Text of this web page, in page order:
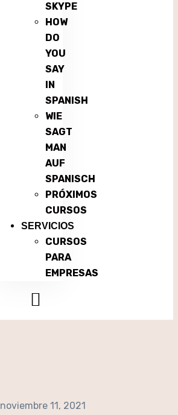
SKYPE
HOW
DO
YOU
SAY
IN
SPANISH
WIE
SAGT
MAN
AUF
SPANISCH
PRÓXIMOS
CURSOS
SERVICIOS
CURSOS
PARA
EMPRESAS
noviembre 11, 2021